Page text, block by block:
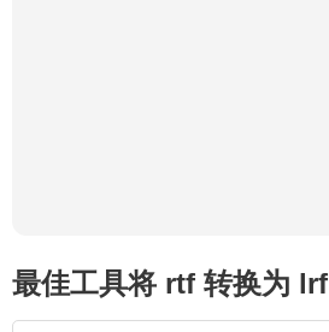
最佳工具将 rtf 转换为 lrf